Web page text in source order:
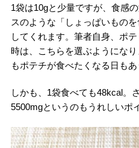
1袋は10gと少量ですが、食感
スのような「しょっぱいもの
してくれます。筆者自身、ポ
時は、こちらを選ぶようにな
もポテチが食べたくなる日も
しかも、1袋食べても48kcal。
5500mgというのもうれしいポ